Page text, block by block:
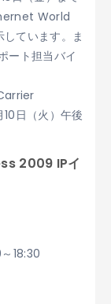
World
ています。ま
ート担当バイ
日（火）午後
2009 IPイ
18:30